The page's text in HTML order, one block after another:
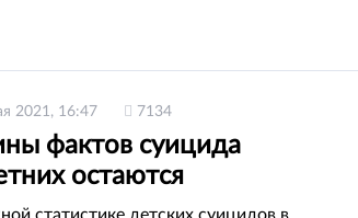
2021, 16:47 7134
фактов суицида
остаются
— МВД
статистике детских суицидов в